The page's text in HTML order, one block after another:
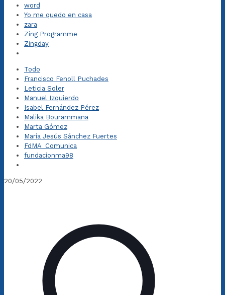
word
Yo me quedo en casa
zara
Zing Programme
Zingday
Todo
Francisco Fenoll Puchades
Leticia Soler
Manuel Izquierdo
Isabel Fernández Pérez
Malika Bourammana
Marta Gómez
María Jesús Sánchez Fuertes
FdMA_Comunica
fundacionma98
20/05/2022